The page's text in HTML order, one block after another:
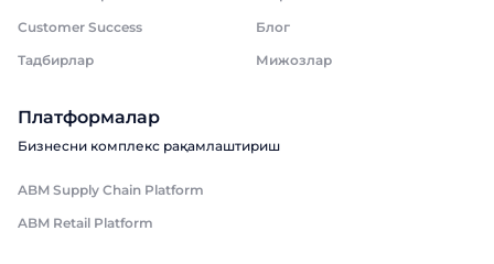
Customer Success
Блог
Тадбирлар
Мижозлар
Платформалар
Бизнесни комплекс рақамлаштириш
ABM Supply Chain Platform
ABM Retail Platform